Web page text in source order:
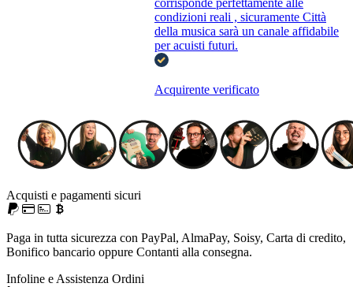
corrisponde perfettamente alle
condizioni reali , sicuramente Città
della musica sarà un canale affidabile
per acuisti futuri.
Acquirente verificato
Acquisti e pagamenti sicuri
Paga in tutta sicurezza con PayPal, AlmaPay, Soisy, Carta di credito,
Bonifico bancario oppure Contanti alla consegna.
Infoline e Assistenza Ordini